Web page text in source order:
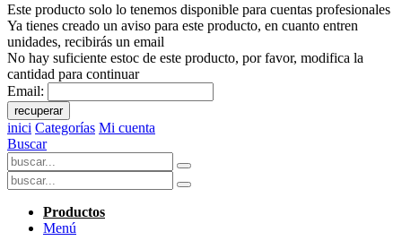
Este producto solo lo tenemos disponible para cuentas profesionales
Ya tienes creado un aviso para este producto, en cuanto entren
unidades, recibirás un email
No hay suficiente estoc de este producto, por favor, modifica la
cantidad para continuar
Email:
recuperar
inici Categorías Mi cuenta
Buscar
Productos
Menú